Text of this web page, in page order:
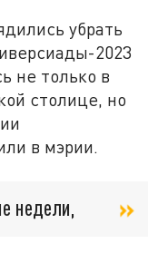
убрать
2023
не только в
столице, но
в мэрии.
недели,